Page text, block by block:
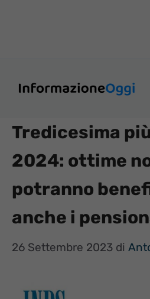
Tredicesima
2024: ottime
potranno
anche i
26 Settembre 2023 di